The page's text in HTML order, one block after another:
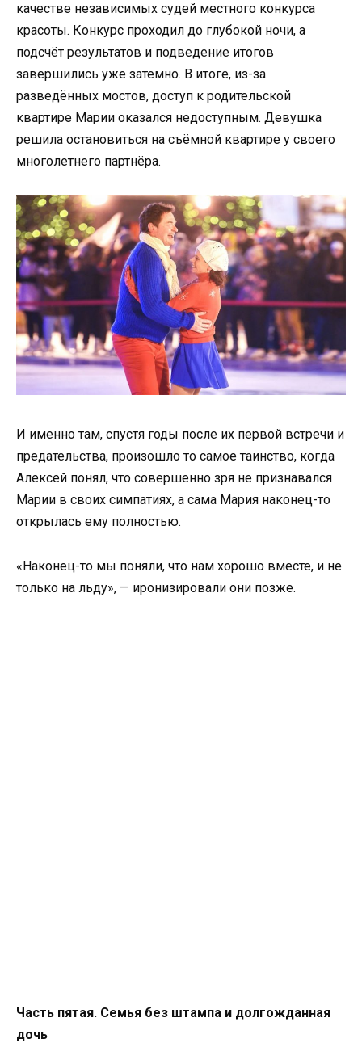
качестве независимых судей местного конкурса
красоты. Конкурс проходил до глубокой ночи, а
подсчёт результатов и подведение итогов
завершились уже затемно. В итоге, из-за
разведённых мостов, доступ к родительской
квартире Марии оказался недоступным. Девушка
решила остановиться на съёмной квартире у своего
многолетнего партнёра.
И именно там, спустя годы после их первой встречи и
предательства, произошло то самое таинство, когда
Алексей понял, что совершенно зря не признавался
Марии в своих симпатиях, а сама Мария наконец-то
открылась ему полностью.
«Наконец-то мы поняли, что нам хорошо вместе, и не
только на льду», — иронизировали они позже.
Часть пятая. Семья без штампа и долгожданная
дочь